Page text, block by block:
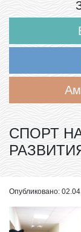
СПОРТ
Опубликовано: